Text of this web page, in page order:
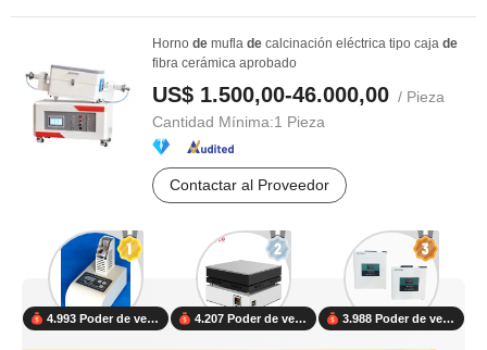
Horno de mufla de calcinación eléctrica tipo caja de
fibra cerámica aprobado
US$ 1.500,00-46.000,00 / Pieza
Cantidad Mínima:1 Pieza
Contactar al Proveedor
4.993 Poder de ventas 4.207 Poder de ventas 3.988 Poder de ventas